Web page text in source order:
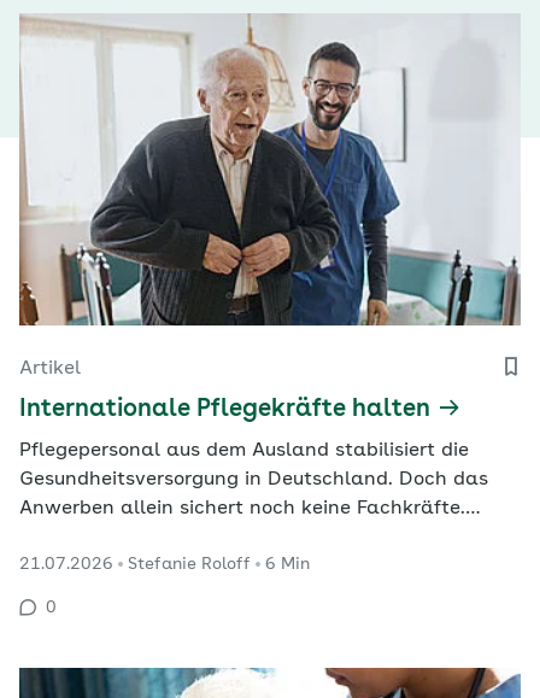
Artikel
Internationale Pflegekräfte halten
Pflegepersonal aus dem Ausland stabilisiert die
Gesundheitsversorgung in Deutschland. Doch das
Anwerben allein sichert noch keine Fachkräfte.
und bleiben.
21.07.2026 Stefanie Roloff 6 Min
0